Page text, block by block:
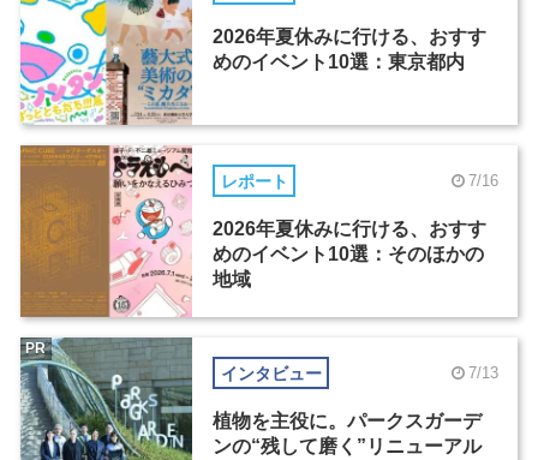
2026年夏休みに行ける、おすす
めのイベント10選：東京都内
レポート 7/16
2026年夏休みに行ける、おすす
めのイベント10選：そのほかの
地域
インタビュー 7/13
植物を主役に。パークスガーデ
ンの“残して磨く”リニューアル
PR